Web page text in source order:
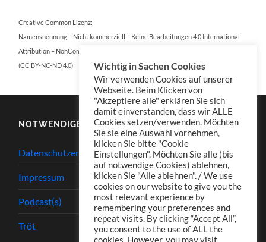
Creative Common Lizenz:
Namensnennung – Nicht kommerziell – Keine Bearbeitungen 4.0 International
Attribution – NonCommercial – NoDerivatives 4.0 International
(CC BY-NC-ND 4.0)
NOTWENDIGES
Datenschutzerklärung
Impressum
Podcast(s)
Tröt
Wichtig in Sachen Cookies
Wir verwenden Cookies auf unserer
Webseite. Beim Klicken von
"Akzeptiere alle" erklären Sie sich
damit einverstanden, dass wir ALLE
Cookies setzen/verwenden. Möchten
Sie sie eine Auswahl vornehmen,
klicken Sie bitte "Cookie
Einstellungen". Möchten Sie alle (bis
auf notwendige Cookies) ablehnen,
klicken Sie "Alle ablehnen". / We use
cookies on our website to give you the
most relevant experience by
remembering your preferences and
repeat visits. By clicking “Accept All”,
you consent to the use of ALL the
cookies. However, you may visit